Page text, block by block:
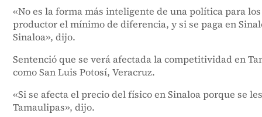
«No es la forma más inteligente de una política para
productor el mínimo de diferencia, y si se paga en
Sinaloa», dijo.
Sentenció que se verá afectada la competitividad en
como San Luis Potosí, Veracruz.
«Si se afecta el precio del físico en Sinaloa porque se
Tamaulipas», dijo.